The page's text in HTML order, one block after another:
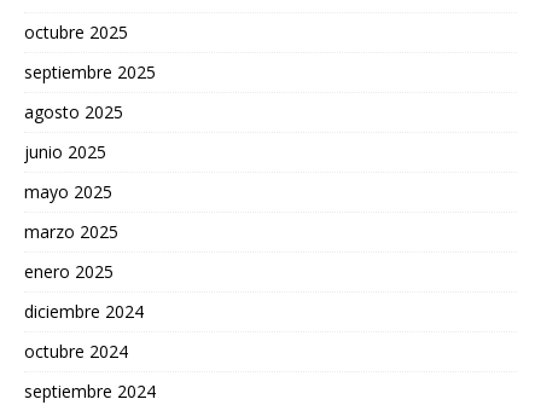
octubre 2025
septiembre 2025
agosto 2025
junio 2025
mayo 2025
marzo 2025
enero 2025
diciembre 2024
octubre 2024
septiembre 2024